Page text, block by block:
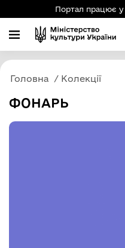
Портал працює
Головна Колекції
ФОНАРЬ